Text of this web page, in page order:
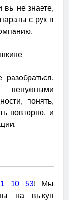
вы не знаете,
с рук в
ненужными
понять,
повторно, и
10 53! Мы
на выкуп